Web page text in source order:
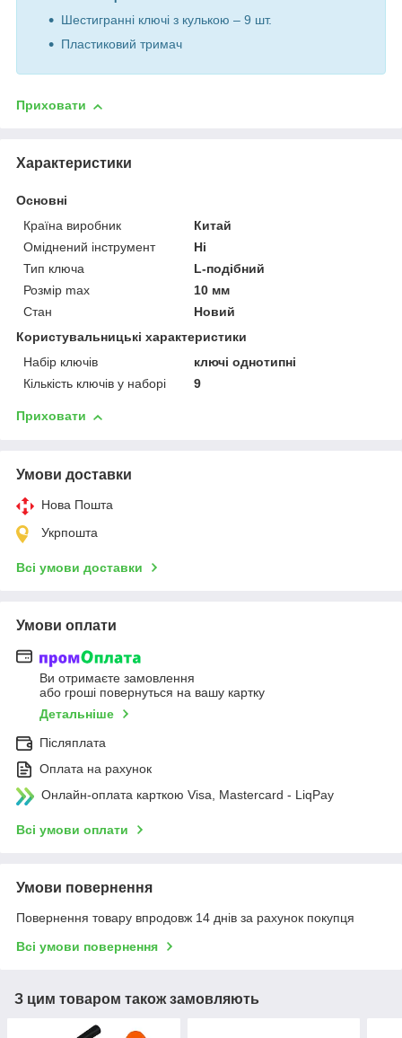
Шестигранні ключі з кулькою – 9 шт.
Пластиковий тримач
Приховати
Характеристики
Основні
Країна виробник
Китай
Оміднений інструмент
Ні
Тип ключа
L-подібний
Розмір max
10 мм
Стан
Новий
Користувальницькі характеристики
Набір ключів
ключі однотипні
Кількість ключів у наборі
9
Приховати
Умови доставки
Нова Пошта
Укрпошта
Всі умови доставки
Умови оплати
Ви отримаєте замовлення
або гроші повернуться на вашу картку
Детальніше
Післяплата
Оплата на рахунок
Онлайн-оплата карткою Visa, Mastercard - LiqPay
Всі умови оплати
Умови повернення
Повернення товару впродовж 14 днів за рахунок покупця
Всі умови повернення
З цим товаром також замовляють